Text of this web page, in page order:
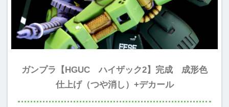
ガンプラ【HGUC ハイザック2】完成 成形色
仕上げ（つや消し）+デカール